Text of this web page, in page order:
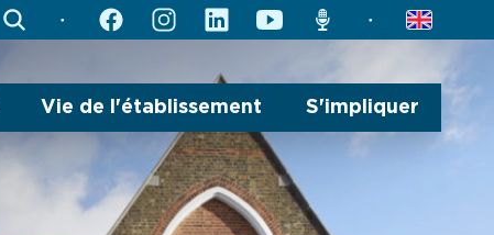
search facebookinstagramlinkedinyoutuberadio english
Vie de l'établissement S'impliquer